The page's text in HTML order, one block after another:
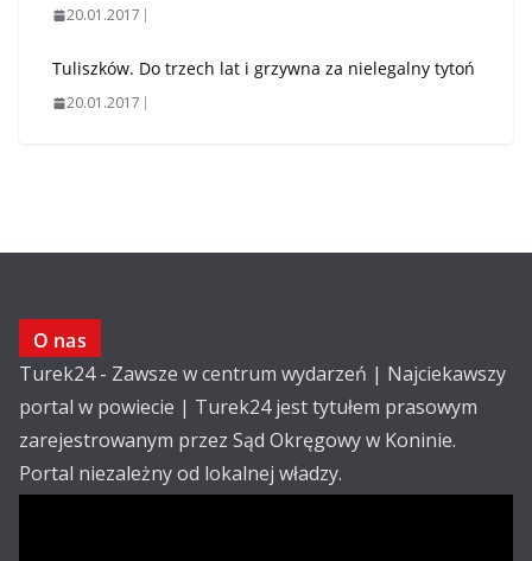
20.01.2017
Tuliszków. Do trzech lat i grzywna za nielegalny tytoń
20.01.2017
O nas
Turek24 - Zawsze w centrum wydarzeń | Najciekawszy
portal w powiecie | Turek24 jest tytułem prasowym
zarejestrowanym przez Sąd Okręgowy w Koninie.
Portal niezależny od lokalnej władzy.